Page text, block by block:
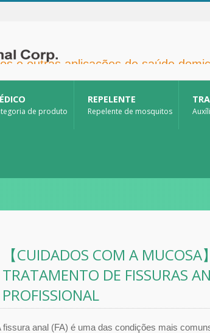
e outras aplicações de saúde
de produto
REPELENTE
Repelente de mosquitos
【CUIDADOS COM A MUCOSA
TRATAMENTO DE FISSURAS
PROFISSIONAL
fissura anal (FA) é uma das condições mais